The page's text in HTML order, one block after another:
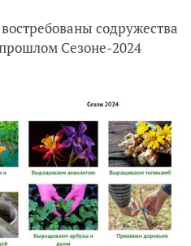
содружества
Сезоне-2024